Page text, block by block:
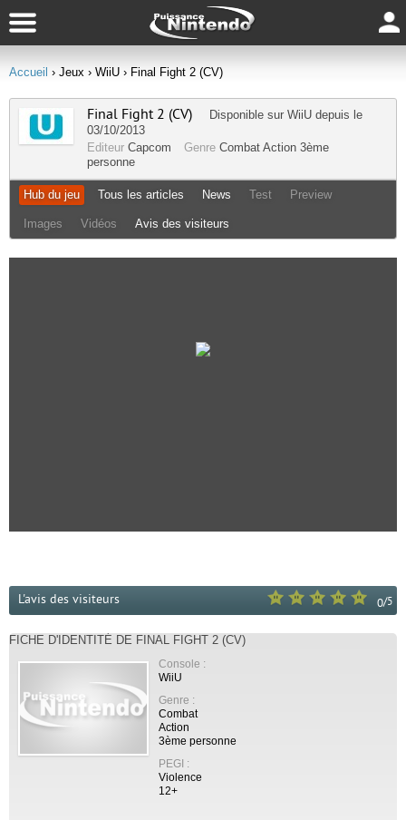
Accueil › Jeux › WiiU › Final Fight 2 (CV)
Final Fight 2 (CV) Disponible sur WiiU depuis le
03/10/2013
Editeur Capcom Genre Combat Action 3ème
personne
Hub du jeu Tous les articles News Test Preview
Images Vidéos Avis des visiteurs
0/5
L'avis des visiteurs
FICHE D'IDENTITÉ DE FINAL FIGHT 2 (CV)
Console :
WiiU
Genre :
Combat
Action
3ème personne
PEGI :
Violence
12+